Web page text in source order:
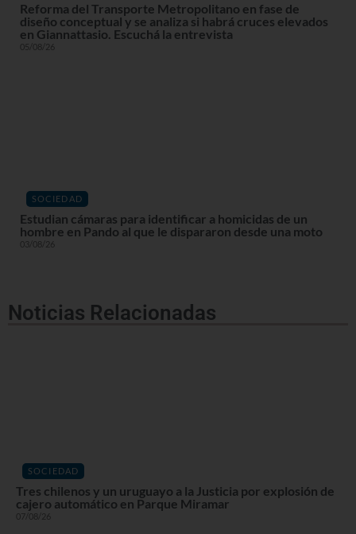
Reforma del Transporte Metropolitano en fase de
diseño conceptual y se analiza si habrá cruces elevados
en Giannattasio. Escuchá la entrevista
05/08/26
SOCIEDAD
Estudian cámaras para identificar a homicidas de un
hombre en Pando al que le dispararon desde una moto
03/08/26
Noticias Relacionadas
SOCIEDAD
Tres chilenos y un uruguayo a la Justicia por explosión de
cajero automático en Parque Miramar
07/08/26